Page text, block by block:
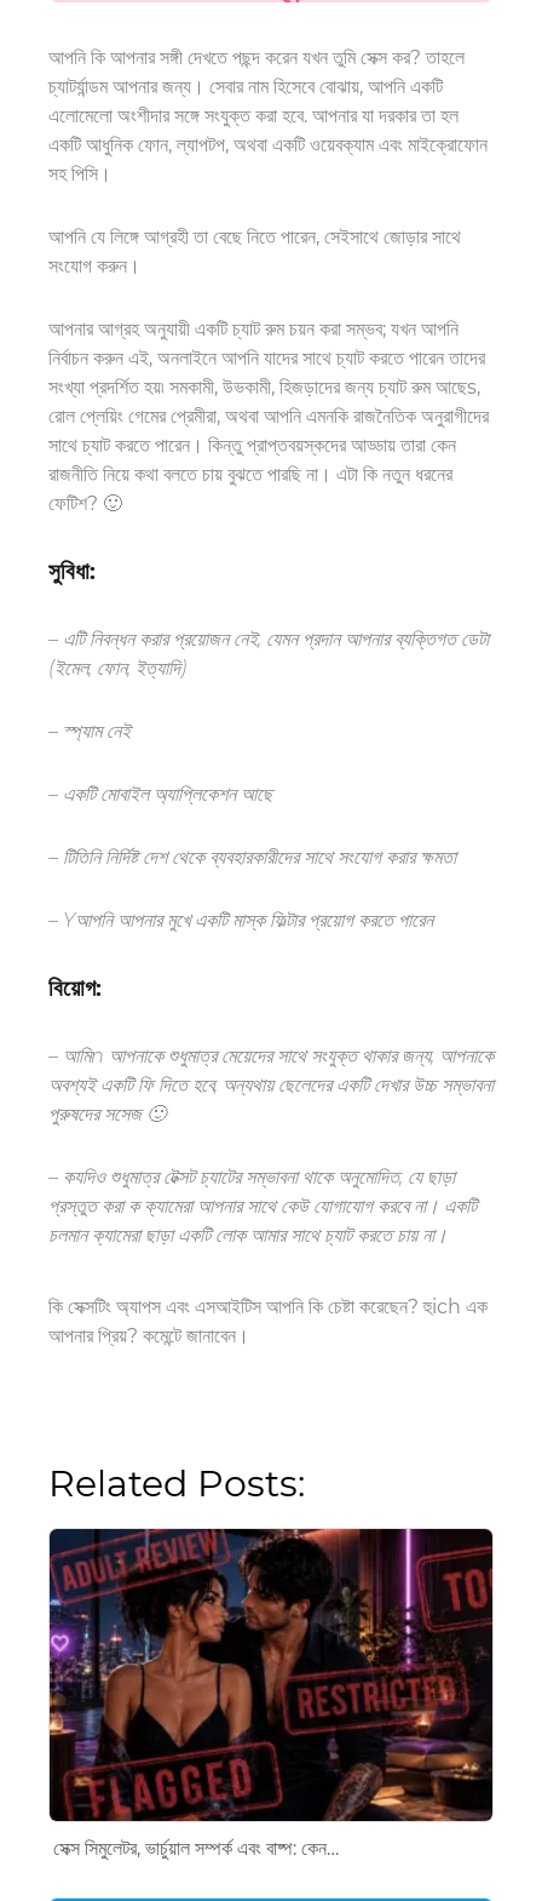
আপনি কি আপনার সঙ্গী দেখতে পছন্দ করেন যখন তুমি সেক্স কর? তাহলে
চ্যাটর্যান্ডম আপনার জন্য। সেবার নাম হিসেবেবোঝায়, আপনি একটি
এলোমেলো অংশীদার সঙ্গে সংযুক্ত করা হবে. আপনার যা দরকার তা হল
একটি আধুনিক ফোন, ল্যাপটপ, অথবা একটি ওয়েবক্যাম এবং মাইক্রোফোন
সহ পিসি।
আপনি যে লিঙ্গে আগ্রহী তা বেছে নিতে পারেন, সেইসাথে জোড়ার সাথে
সংযোগ করুন।
আপনার আগ্রহ অনুযায়ী একটি চ্যাট রুম চয়ন করা সম্ভব; যখন আপনি
নির্বাচন করুন এই, অনলাইনে আপনি যাদের সাথে চ্যাট করতে পারেন তাদের
সংখ্যা প্রদর্শিত হয়৷ সমকামী, উভকামী, হিজড়াদের জন্য চ্যাট রুম আছেs,
রোল প্লেয়িং গেমের প্রেমীরা, অথবা আপনি এমনকি রাজনৈতিক অনুরাগীদের
সাথে চ্যাট করতে পারেন। কিন্তু প্রাপ্তবয়স্কদের আড্ডায় তারা কেন
রাজনীতি নিয়ে কথা বলতে চায় বুঝতে পারছি না। এটা কি নতুন ধরনের
ফেটিশ? 🙂
সুবিধা:
– এটি নিবন্ধন করার প্রয়োজন নেই, যেমনপ্রদানআপনারব্যক্তিগতডেটা
(ইমেল, ফোন, ইত্যাদি)
– স্প্যাম নেই
– একটি মোবাইল অ্যাপ্লিকেশন আছে
– টিতিনি নির্দিষ্ট দেশ থেকে ব্যবহারকারীদের সাথে সংযোগ করার ক্ষমতা
– Yআপনি আপনার মুখে একটি মাস্ক ফিল্টার প্রয়োগ করতে পারেন
বিয়োগ:
– আমিn আপনাকে শুধুমাত্র মেয়েদের সাথে সংযুক্ত থাকার জন্য, আপনাকে
অবশ্যই একটি ফি দিতে হবে, অন্যথায় ছেলেদের একটিদেখার উচ্চ সম্ভাবনা
পুরুষদের সসেজ 🙂
– কযদিও শুধুমাত্র টেক্সট চ্যাটের সম্ভাবনা থাকেঅনুমোদিত, যে ছাড়া
প্রস্তুত করাকক্যামেরা আপনার সাথে কেউ যোগাযোগ করবে না। একটি
চলমান ক্যামেরা ছাড়া একটি লোক আমার সাথে চ্যাট করতে চায় না।
কি সেক্সটিং অ্যাপস এবং এসআইটিস আপনি কি চেষ্টা করেছেন? হুich এক
আপনার প্রিয়? কমেন্টে জানাবেন।
Related Posts:
সেক্স সিমুলেটর, ভার্চুয়াল সম্পর্ক এবং বাষ্প: কেন…